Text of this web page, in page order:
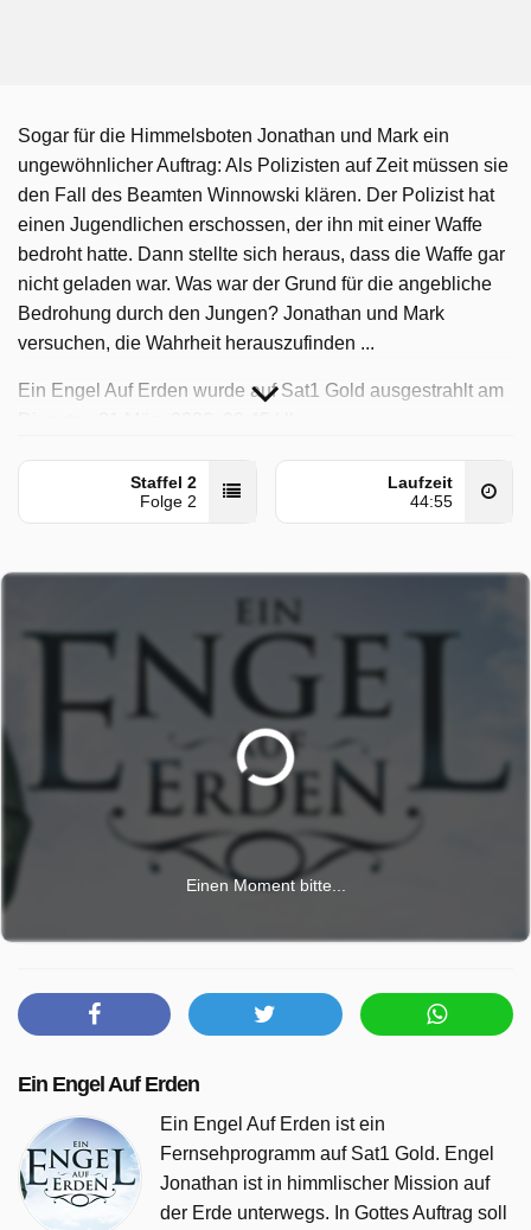
Sogar für die Himmelsboten Jonathan und Mark ein
ungewöhnlicher Auftrag: Als Polizisten auf Zeit müssen sie
den Fall des Beamten Winnowski klären. Der Polizist hat
einen Jugendlichen erschossen, der ihn mit einer Waffe
bedroht hatte. Dann stellte sich heraus, dass die Waffe gar
nicht geladen war. Was war der Grund für die angebliche
Bedrohung durch den Jungen? Jonathan und Mark
versuchen, die Wahrheit herauszufinden ...
Ein Engel Auf Erden wurde auf Sat1 Gold ausgestrahlt am
Staffel 2
Folge 2
Laufzeit
44:55
Einen Moment bitte...
Ein Engel Auf Erden
Ein Engel Auf Erden ist ein
Fernsehprogramm auf Sat1 Gold. Engel
Jonathan ist in himmlischer Mission auf
der Erde unterwegs. In Gottes Auftrag soll